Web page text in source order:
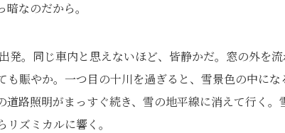
なのだから。
発。同じ車内と思えないほど、皆静かだ。窓の外を
も賑やか。一つ目の十川を過ぎると、雪景色の中にな
道路照明がまっすぐ続き、雪の地平線に消えて行く
リズミカルに響く。